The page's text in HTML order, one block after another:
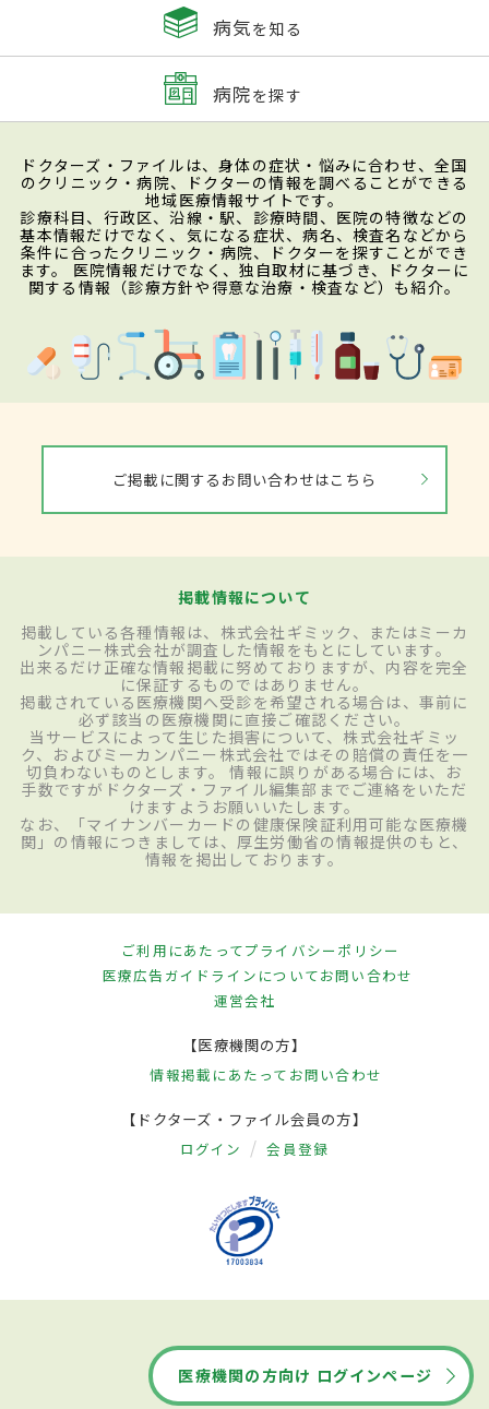
病気を知る
病院を探す
ドクターズ・ファイルは、身体の症状・悩みに合わせ、全国
のクリニック・病院、ドクターの情報を調べることができる
地域医療情報サイトです。
診療科目、行政区、沿線・駅、診療時間、医院の特徴などの
基本情報だけでなく、気になる症状、病名、検査名などから
条件に合ったクリニック・病院、ドクターを探すことができ
ます。 医院情報だけでなく、独自取材に基づき、ドクターに
関する情報（診療方針や得意な治療・検査など）も紹介。
ご掲載に関するお問い合わせはこちら
掲載情報について
掲載している各種情報は、株式会社ギミック、またはミーカ
ンパニー株式会社が調査した情報をもとにしています。
出来るだけ正確な情報掲載に努めておりますが、内容を完全
に保証するものではありません。
掲載されている医療機関へ受診を希望される場合は、事前に
必ず該当の医療機関に直接ご確認ください。
当サービスによって生じた損害について、株式会社ギミッ
ク、およびミーカンパニー株式会社ではその賠償の責任を一
切負わないものとします。 情報に誤りがある場合には、お
手数ですがドクターズ・ファイル編集部までご連絡をいただ
けますようお願いいたします。
なお、「マイナンバーカードの健康保険証利用可能な医療機
関」の情報につきましては、厚生労働省の情報提供のもと、
情報を掲出しております。
ご利用にあたってプライバシーポリシー
医療広告ガイドラインについてお問い合わせ
運営会社
【医療機関の方】
情報掲載にあたって お問い合わせ
【ドクターズ・ファイル会員の方】
ログイン 会員登録
医療機関の方向け ログインページ